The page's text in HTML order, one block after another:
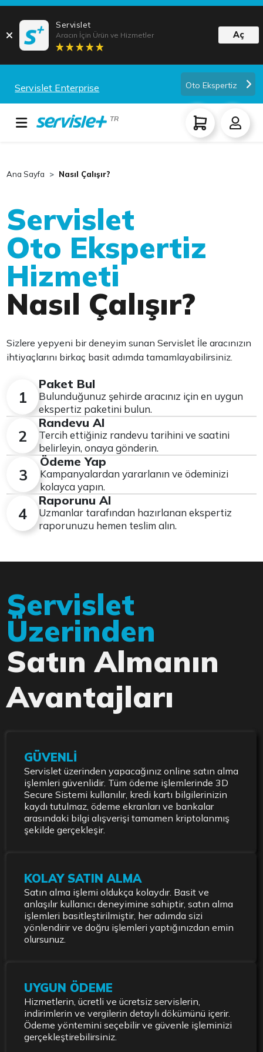
Servislet
Aracın İçin Ürün ve Hizmetler Aç
Servislet Enterprise Oto Ekspertiz
TR
Ana Sayfa Nasıl Çalışır?
Servislet
Oto Ekspertiz
Hizmeti
Nasıl Çalışır?
Sizlere yepyeni bir deneyim sunan Servislet İle aracınızın
ihtiyaçlarını birkaç basit adımda tamamlayabilirsiniz.
1
Paket Bul
Bulunduğunuz şehirde aracınız için en uygun
ekspertiz paketini bulun.
2
Randevu Al
Tercih ettiğiniz randevu tarihini ve saatini
belirleyin, onaya gönderin.
3
Ödeme Yap
Kampanyalardan yararlanın ve ödeminizi
kolayca yapın.
4
Raporunu Al
Uzmanlar tarafından hazırlanan ekspertiz
raporunuzu hemen teslim alın.
Servislet
Üzerinden
Satın Almanın
Avantajları
GÜVENLİ
Servislet üzerinden yapacağınız online satın alma
işlemleri güvenlidir. Tüm ödeme işlemlerinde 3D
Secure Sistemi kullanılır, kredi kartı bilgilerinizin
kaydı tutulmaz, ödeme ekranları ve bankalar
arasındaki bilgi alışverişi tamamen kriptolanmış
şekilde gerçekleşir.
KOLAY SATIN ALMA
Satın alma işlemi oldukça kolaydır. Basit ve
anlaşılır kullanıcı deneyimine sahiptir, satın alma
işlemleri basitleştirilmiştir, her adımda sizi
yönlendirir ve doğru işlemleri yaptığınızdan emin
olursunuz.
UYGUN ÖDEME
Hizmetlerin, ücretli ve ücretsiz servislerin,
indirimlerin ve vergilerin detaylı dökümünü içerir.
Ödeme yöntemini seçebilir ve güvenle işleminizi
gerçekleştirebilirsiniz.